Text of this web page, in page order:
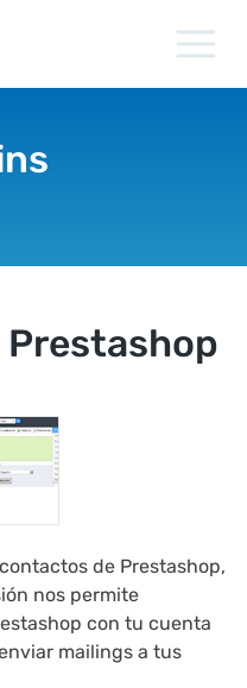
de Prestashop,
nos permite
con tu cuenta
mailings a tus